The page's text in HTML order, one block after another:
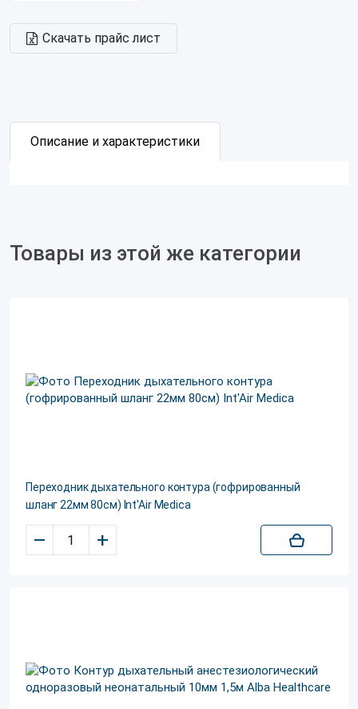
Скачать прайс лист
Описание и характеристики
Товары из этой же категории
Переходник дыхательного контура (гофрированный
шланг 22мм 80см) Int'Air Medica
– +